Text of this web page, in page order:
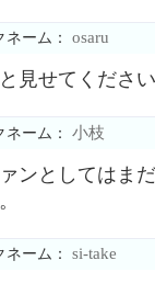
ネーム： osaru
見せてください
ネーム： 小枝
ンとしてはま
ネーム： si-take